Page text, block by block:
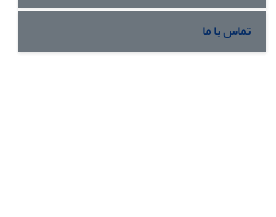
تماس با ما